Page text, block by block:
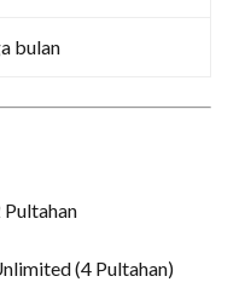
bulan
Pultahan
(4 Pultahan)